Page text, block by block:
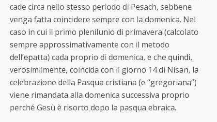
cade circa nello stesso periodo di Pesach, sebbene
venga fatta coincidere sempre con la domenica. Nel
caso in cui il primo plenilunio di primavera (calcolato
sempre approssimativamente con il metodo
dell’epatta) cada proprio di domenica, e che quindi,
verosimilmente, coincida con il giorno 14 di Nisan, la
celebrazione della Pasqua cristiana (e “gregoriana”)
viene rimandata alla domenica successiva proprio
perché Gesù è risorto dopo la pasqua ebraica.